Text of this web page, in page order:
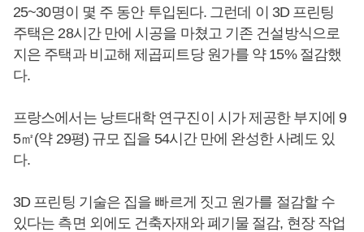
25~30명이 몇 주 동안 투입된다. 그런데 이 3D 프린팅
주택은 28시간 만에 시공을 마쳤고 기존 건설방식으로
지은 주택과 비교해 제곱피트당 원가를 약 15% 절감했
다.
프랑스에서는 낭트대학 연구진이 시가 제공한 부지에 9
5㎡(약 29평) 규모 집을 54시간 만에 완성한 사례도 있
다.
3D 프린팅 기술은 집을 빠르게 짓고 원가를 절감할 수
있다는 측면 외에도 건축자재와 폐기물 절감, 현장 작업